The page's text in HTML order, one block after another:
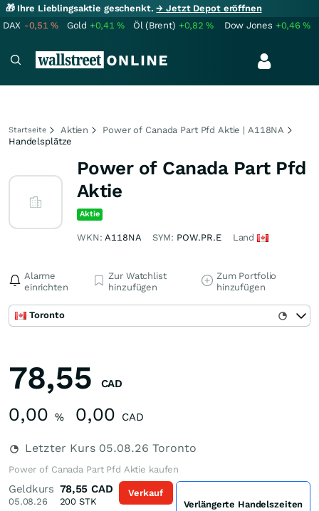
🎁 Ihre Lieblingsaktie geschenkt.→ Jetzt Depot eröffnen
DAX -0,51% Gold +0,41% Öl (Brent) +0,82% Dow Jones +0,46%
Startseite Aktien
Power of Canada Part Pfd Aktie | A118NA
Handelsplätze
Power of Canada Part Pfd
Aktie
Aktie
WKN:A118NA SYM: POW.PR.E Land
Alarme
einrichten
Zur Watchlist
hinzufügen
Zum Portfolio
hinzufügen
Toronto
78,55 CAD
0,00 % 0,00 CAD
Letzter Kurs 05.08.26 Toronto
Power of Canada Part Pfd Aktie kaufen
Geldkurs
05.08.26
78,55 CAD
200 STK
Verkauf
Verlängerte Handelszeiten